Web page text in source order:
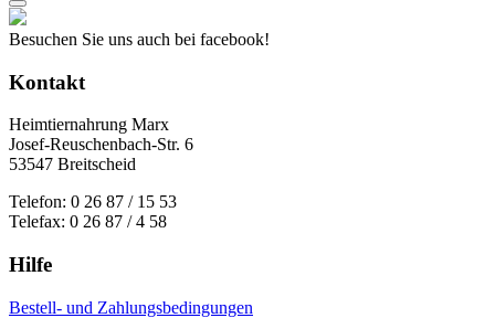
Besuchen Sie uns auch bei facebook!
Kontakt
Heimtiernahrung Marx
Josef-Reuschenbach-Str. 6
53547 Breitscheid
Telefon: 0 26 87 / 15 53
Telefax: 0 26 87 / 4 58
Hilfe
Bestell- und Zahlungsbedingungen